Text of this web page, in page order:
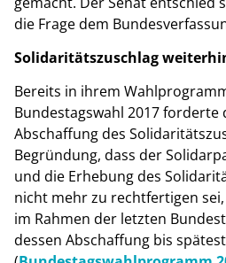
die Frage dem
Solidaritätszuschlag
Bereits in ihrem
Bundestagswahl 2017 forderte
Abschaffung des
Begründung, dass der
und die Erhebung des
nicht mehr zu rechtfertigen
im Rahmen der letzten
dessen Abschaffung bis